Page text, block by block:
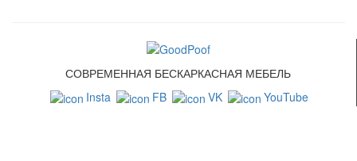
СОВРЕМЕННАЯ БЕСКАРКАСНАЯ МЕБЕЛЬ
Insta
FB VK YouTube